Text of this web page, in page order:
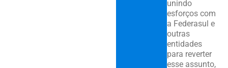
unindo
esforços com
a Federasul e
outras
entidades
para reverter
esse assunto,